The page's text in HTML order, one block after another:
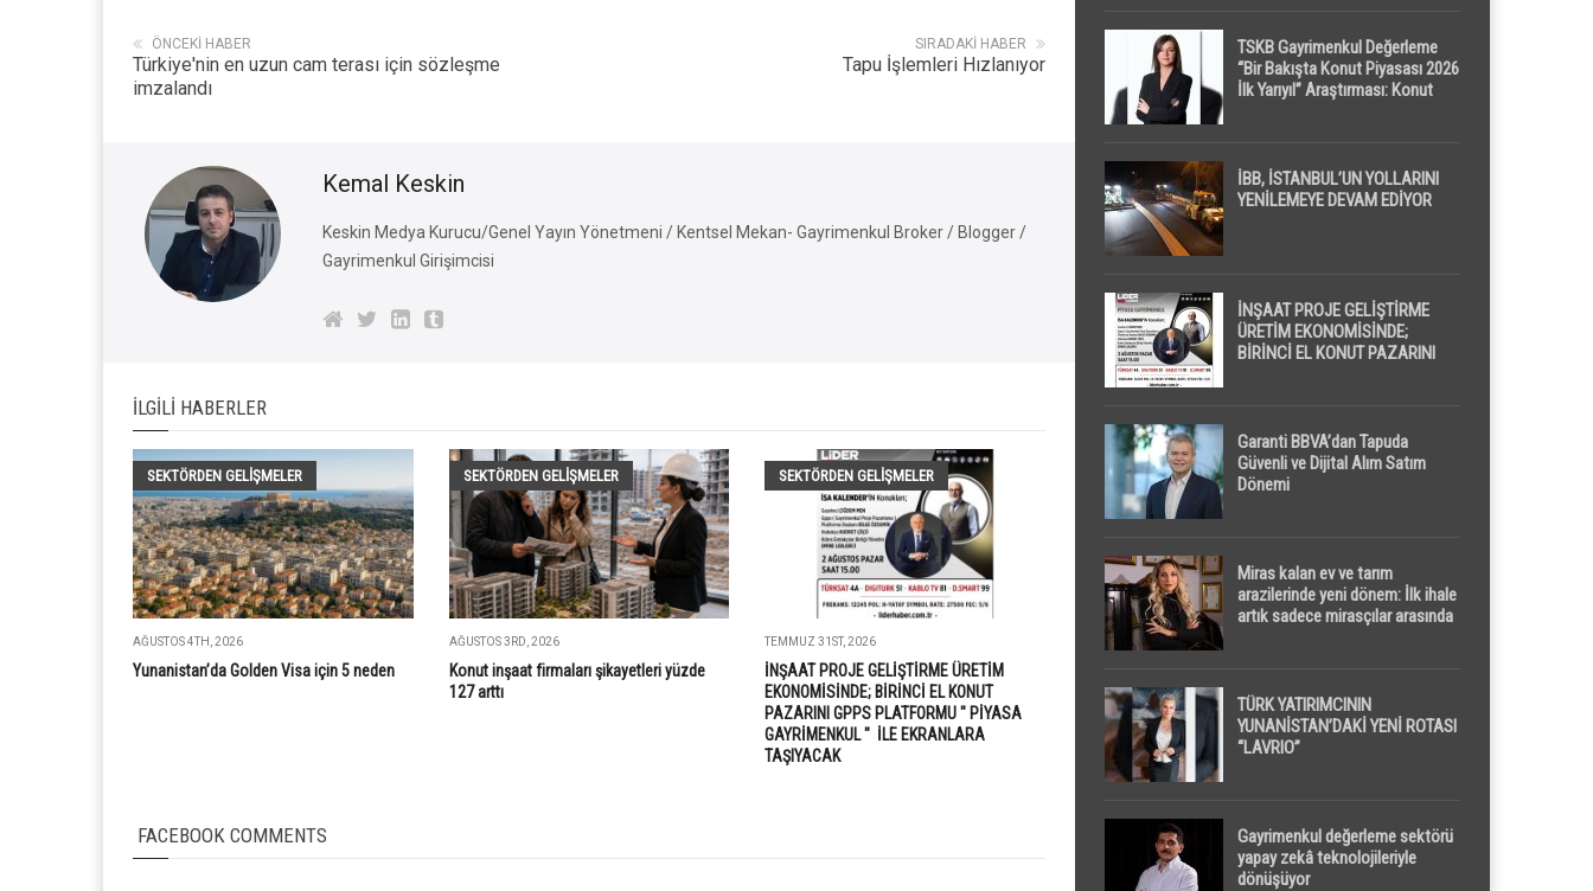
SIRADAKI HABER
Tapu İşlemleri Hızlanıyor
ÖNCEKI HABER
Türkiye'nin en uzun cam terası için sözleşme
imzalandı
Kemal Keskin
Keskin Medya Kurucu/Genel Yayın Yönetmeni / Kentsel Mekan- Gayrimenkul Broker / Blogger /
Gayrimenkul Girişimcisi
İLGILI HABERLER
SEKTÖRDEN GELIŞMELER
AĞUSTOS 4TH, 2026
Yunanistan’da Golden Visa için 5 neden
SEKTÖRDEN GELIŞMELER
AĞUSTOS 3RD, 2026
Konut inşaat firmaları şikayetleri yüzde
127 arttı
SEKTÖRDEN GELIŞMELER
TEMMUZ 31ST, 2026
İNŞAAT PROJE GELİŞTİRME ÜRETİM
EKONOMİSİNDE; BİRİNCİ EL KONUT
PAZARINI GPPS PLATFORMU " PİYASA
GAYRİMENKUL " İLE EKRANLARA
TAŞIYACAK
FACEBOOK COMMENTS
TSKB Gayrimenkul Değerleme
“Bir Bakışta Konut Piyasası 2026
İlk Yarıyıl” Araştırması: Konut
Dikkat Çekti
İBB, İSTANBUL’UN YOLLARINI
YENİLEMEYE DEVAM EDİYOR
İNŞAAT PROJE GELİŞTİRME
ÜRETİM EKONOMİSİNDE;
BİRİNCİ EL KONUT PAZARINI
Garanti BBVA’dan Tapuda
Güvenli ve Dijital Alım Satım
Dönemi
Miras kalan ev ve tarım
arazilerinde yeni dönem: İlk ihale
artık sadece mirasçılar arasında
TÜRK YATIRIMCININ
YUNANİSTAN’DAKİ YENİ ROTASI
“LAVRIO”
Gayrimenkul değerleme sektörü
yapay zekâ teknolojileriyle
dönüşüyor